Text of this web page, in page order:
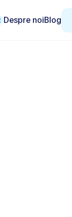
Despre noiBlog